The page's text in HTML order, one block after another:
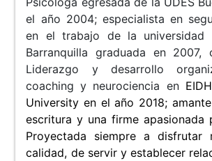
el año 2004; especialista en
en el trabajo de la
Barranquilla graduada en 2007,
Liderazgo y desarrollo
coaching y neurociencia en
University en el año 2018;
escritura y una firme apasionada
Proyectada siempre a disfrutar
calidad, de servir y establecer